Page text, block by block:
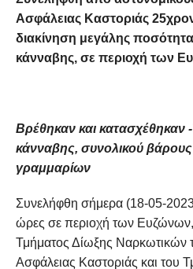
Ασφάλειας Καστοριάς
διακίνηση μεγάλης
κάνναβης, σε περιοχή των
Βρέθηκαν και κατασχέθηκαν
κάνναβης, συνολικού βάρους
γραμμαρίων
Συνελήφθη σήμερα (18-05-
ώρες σε περιοχή των
Τμήματος Δίωξης Ναρκωτικών
Ασφάλειας Καστοριάς και του